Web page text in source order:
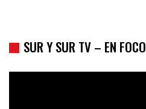
SUR Y SUR TV – EN FOCO